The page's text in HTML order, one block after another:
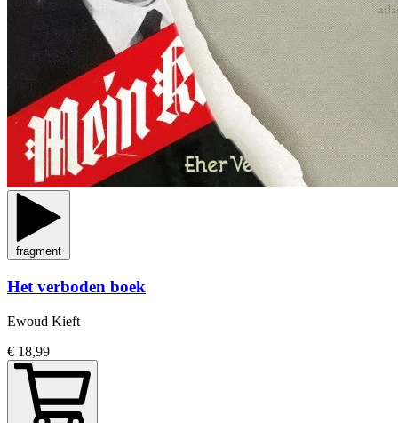
fragment
Het verboden boek
Ewoud Kieft
€ 18,99